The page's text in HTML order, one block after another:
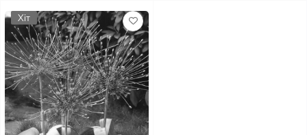
Хіт